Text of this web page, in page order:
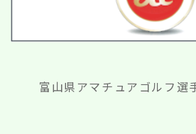
富山県アマチュアゴルフ選